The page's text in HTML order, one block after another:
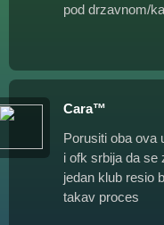
pod drzavnom/
Cara™
Porusiti oba ova
i ofk srbija da se
jedan klub resio
takav proces